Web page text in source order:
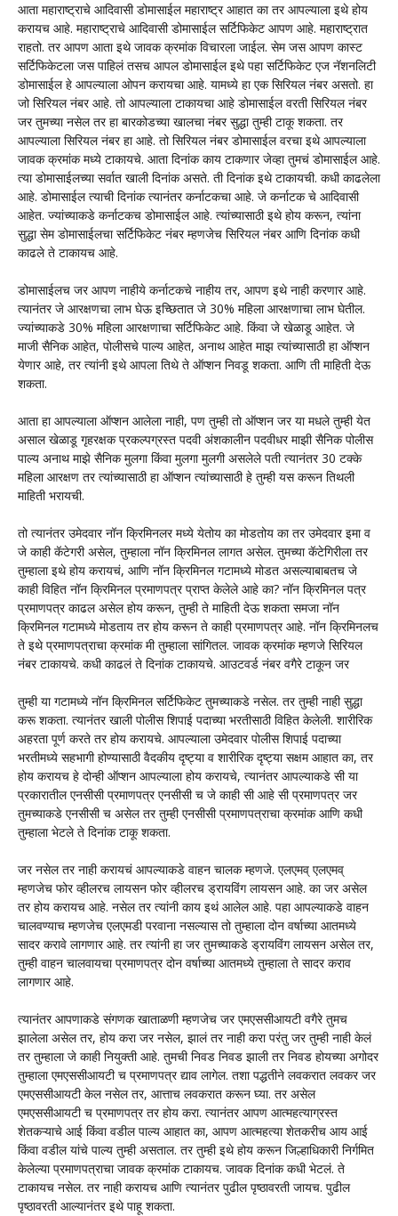
आता महाराष्ट्राचे आदिवासी डोमासाईल महाराष्ट्र आहात का तर आपल्याला इथे होय
करायच आहे. महाराष्ट्राचे आदिवासी डोमासाईल सर्टिफिकेट आपण आहे. महाराष्ट्रात
राहतो. तर आपण आता इथे जावक क्रमांक विचारला जाईल. सेम जस आपण कास्ट
सर्टिफिकेटला जस पाहिलं तसच आपल डोमासाईल इथे पहा सर्टिफिकेट एज नॅशनलिटी
डोमासाईल हे आपल्याला ओपन करायचा आहे. यामध्ये हा एक सिरियल नंबर असतो. हा
जो सिरियल नंबर आहे. तो आपल्याला टाकायचा आहे डोमासाईल वरती सिरियल नंबर
जर तुमच्या नसेल तर हा बारकोडच्या खालचा नंबर सुद्धा तुम्ही टाकू शकता. तर
आपल्याला सिरियल नंबर हा आहे. तो सिरियल नंबर डोमासाईल वरचा इथे आपल्याला
जावक क्रमांक मध्ये टाकायचे. आता दिनांक काय टाकणार जेव्हा तुमचं डोमासाईल आहे.
त्या डोमासाईलच्या सर्वात खाली दिनांक असते. ती दिनांक इथे टाकायची. कधी काढलेला
आहे. डोमासाईल त्याची दिनांक त्यानंतर कर्नाटकचा आहे. जे कर्नाटक चे आदिवासी
आहेत. ज्यांच्याकडे कर्नाटकच डोमासाईल आहे. त्यांच्यासाठी इथे होय करून, त्यांना
सुद्धा सेम डोमासाईलचा सर्टिफिकेट नंबर म्हणजेच सिरियल नंबर आणि दिनांक कधी
काढले ते टाकायच आहे.
डोमासाईलच जर आपण नाहीये कर्नाटकचे नाहीय तर, आपण इथे नाही करणार आहे.
त्यानंतर जे आरक्षणचा लाभ घेऊ इच्छितात जे 30% महिला आरक्षणाचा लाभ घेतील.
ज्यांच्याकडे 30% महिला आरक्षणाचा सर्टिफिकेट आहे. किंवा जे खेळाडू आहेत. जे
माजी सैनिक आहेत, पोलीसचे पाल्य आहेत, अनाथ आहेत माझ त्यांच्यासाठी हा ऑप्शन
येणार आहे, तर त्यांनी इथे आपला तिथे ते ऑप्शन निवडू शकता. आणि ती माहिती देऊ
शकता.
आता हा आपल्याला ऑप्शन आलेला नाही, पण तुम्ही तो ऑप्शन जर या मधले तुम्ही येत
असाल खेळाडू गृहरक्षक प्रकल्पग्रस्त पदवी अंशकालीन पदवीधर माझी सैनिक पोलीस
पाल्य अनाथ माझे सैनिक मुलगा किंवा मुलगा मुलगी असलेले पती त्यानंतर 30 टक्के
महिला आरक्षण तर त्यांच्यासाठी हा ऑप्शन त्यांच्यासाठी हे तुम्ही यस करून तिथली
माहिती भरायची.
तो त्यानंतर उमेदवार नॉन क्रिमिनलर मध्ये येतोय का मोडतोय का तर उमेदवार इमा व
जे काही कॅटेगरी असेल, तुम्हाला नॉन क्रिमिनल लागत असेल. तुमच्या कॅटेगिरीला तर
तुम्हाला इथे होय करायचं, आणि नॉन क्रिमिनल गटामध्ये मोडत असल्याबाबतच जे
काही विहित नॉन क्रिमिनल प्रमाणपत्र प्राप्त केलेले आहे का? नॉन क्रिमिनल पत्र
प्रमाणपत्र काढल असेल होय करून, तुम्ही ते माहिती देऊ शकता समजा नॉन
क्रिमिनल गटामध्ये मोडताय तर होय करून ते काही प्रमाणपत्र आहे. नॉन क्रिमिनलच
ते इथे प्रमाणपत्राचा क्रमांक मी तुम्हाला सांगितल. जावक क्रमांक म्हणजे सिरियल
नंबर टाकायचे. कधी काढलं ते दिनांक टाकायचे. आउटवर्ड नंबर वगैरे टाकून जर
तुम्ही या गटामध्ये नॉन क्रिमिनल सर्टिफिकेट तुमच्याकडे नसेल. तर तुम्ही नाही सुद्धा
करू शकता. त्यानंतर खाली पोलीस शिपाई पदाच्या भरतीसाठी विहित केलेली. शारीरिक
अहरता पूर्ण करते तर होय करायचे. आपल्याला उमेदवार पोलीस शिपाई पदाच्या
भरतीमध्ये सहभागी होण्यासाठी वैदकीय दृष्ट्या व शारीरिक दृष्ट्या सक्षम आहात का, तर
होय करायच हे दोन्ही ऑप्शन आपल्याला होय करायचे, त्यानंतर आपल्याकडे सी या
प्रकारातील एनसीसी प्रमाणपत्र एनसीसी च जे काही सी आहे सी प्रमाणपत्र जर
तुमच्याकडे एनसीसी च असेल तर तुम्ही एनसीसी प्रमाणपत्राचा क्रमांक आणि कधी
तुम्हाला भेटले ते दिनांक टाकू शकता.
जर नसेल तर नाही करायचं आपल्याकडे वाहन चालक म्हणजे. एलएमव् एलएमव्
म्हणजेच फोर व्हीलरच लायसन फोर व्हीलरच ड्रायविंग लायसन आहे. का जर असेल
तर होय करायच आहे. नसेल तर त्यांनी काय इथं आलेल आहे. पहा आपल्याकडे वाहन
चालवण्याच म्हणजेच एलएमडी परवाना नसल्यास तो तुम्हाला दोन वर्षाच्या आतमध्ये
सादर करावे लागणार आहे. तर त्यांनी हा जर तुमच्याकडे ड्रायविंग लायसन असेल तर,
तुम्ही वाहन चालवायचा प्रमाणपत्र दोन वर्षाच्या आतमध्ये तुम्हाला ते सादर कराव
लागणार आहे.
त्यानंतर आपणाकडे संगणक खाताळणी म्हणजेच जर एमएससीआयटी वगैरे तुमच
झालेला असेल तर, होय करा जर नसेल, झालं तर नाही करा परंतु जर तुम्ही नाही केलं
तर तुम्हाला जे काही नियुक्ती आहे. तुमची निवड निवड झाली तर निवड होयच्या अगोदर
तुम्हाला एमएससीआयटी च प्रमाणपत्र द्याव लागेल. तशा पद्धतीने लवकरात लवकर जर
एमएससीआयटी केल नसेल तर, आत्ताच लवकरात करून घ्या. तर असेल
एमएससीआयटी च प्रमाणपत्र तर होय करा. त्यानंतर आपण आत्महत्याग्रस्त
शेतकऱ्याचे आई किंवा वडील पाल्य आहात का, आपण आत्महत्या शेतकरीच आय आई
किंवा वडील यांचे पाल्य तुम्ही असताल. तर तुम्ही इथे होय करून जिल्हाधिकारी निर्गमित
केलेल्या प्रमाणपत्राचा जावक क्रमांक टाकायच. जावक दिनांक कधी भेटलं. ते
टाकायच नसेल. तर नाही करायच आणि त्यानंतर पुढील पृष्ठावरती जायच. पुढील
पृष्ठावरती आल्यानंतर इथे पाहू शकता.